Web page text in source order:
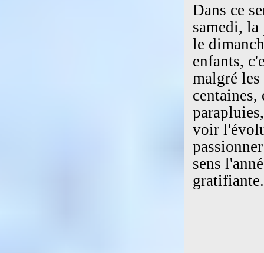
Dans ce
samedi,
le
enfants,
malgré
centaines,
voir
sens
gratifiante.